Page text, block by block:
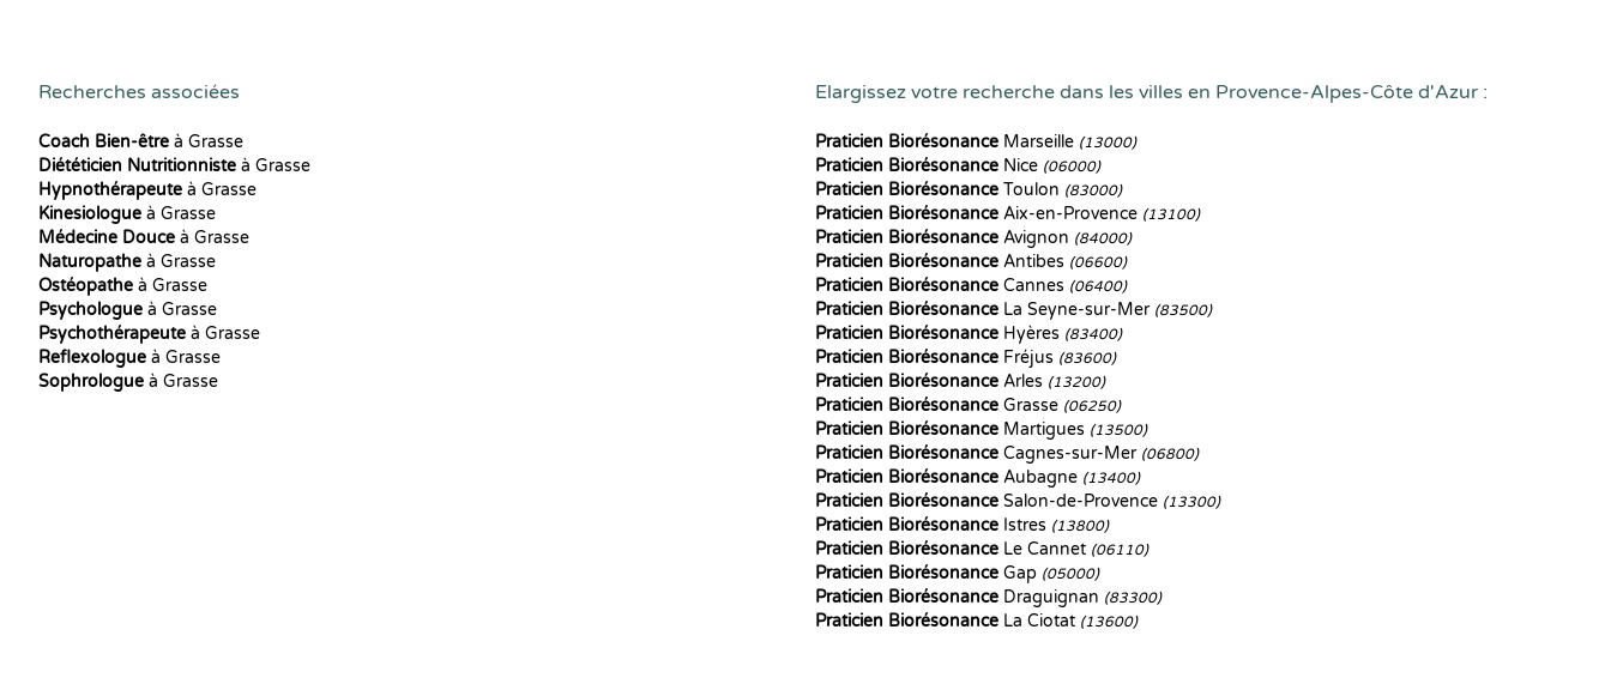
Recherches associées
Coach Bien-être à Grasse
Diététicien Nutritionniste à Grasse
Hypnothérapeute à Grasse
Kinesiologue à Grasse
Médecine Douce à Grasse
Naturopathe à Grasse
Ostéopathe à Grasse
Psychologue à Grasse
Psychothérapeute à Grasse
Reflexologue à Grasse
Sophrologue à Grasse
Elargissez votre recherche dans les villes en Provence-Alpes-Côte d'Azur :
Praticien Biorésonance Marseille (13000)
Praticien Biorésonance Nice (06000)
Praticien Biorésonance Toulon (83000)
Praticien Biorésonance Aix-en-Provence (13100)
Praticien Biorésonance Avignon (84000)
Praticien Biorésonance Antibes (06600)
Praticien Biorésonance Cannes (06400)
Praticien Biorésonance La Seyne-sur-Mer (83500)
Praticien Biorésonance Hyères (83400)
Praticien Biorésonance Fréjus (83600)
Praticien Biorésonance Arles (13200)
Praticien Biorésonance Grasse (06250)
Praticien Biorésonance Martigues (13500)
Praticien Biorésonance Cagnes-sur-Mer (06800)
Praticien Biorésonance Aubagne (13400)
Praticien Biorésonance Salon-de-Provence (13300)
Praticien Biorésonance Istres (13800)
Praticien Biorésonance Le Cannet (06110)
Praticien Biorésonance Gap (05000)
Praticien Biorésonance Draguignan (83300)
Praticien Biorésonance La Ciotat (13600)